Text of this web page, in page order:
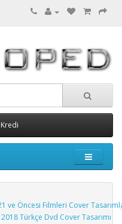
ve Öncesi Filmleri Cover
Türkçe Dvd Cover Tasarımı